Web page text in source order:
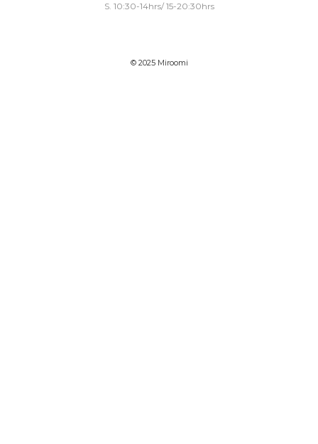
S. 10:30-14hrs/ 15-20:30hrs
© 2025 Miroomi